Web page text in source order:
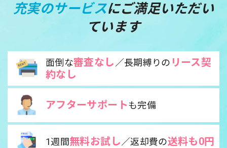
充実のサービスにご満足いただい
ています
面倒な審査なし ／長期縛りの リース契
約なし
アフターサポートも完備
1週間無料お試し ／返却費の送料も0円